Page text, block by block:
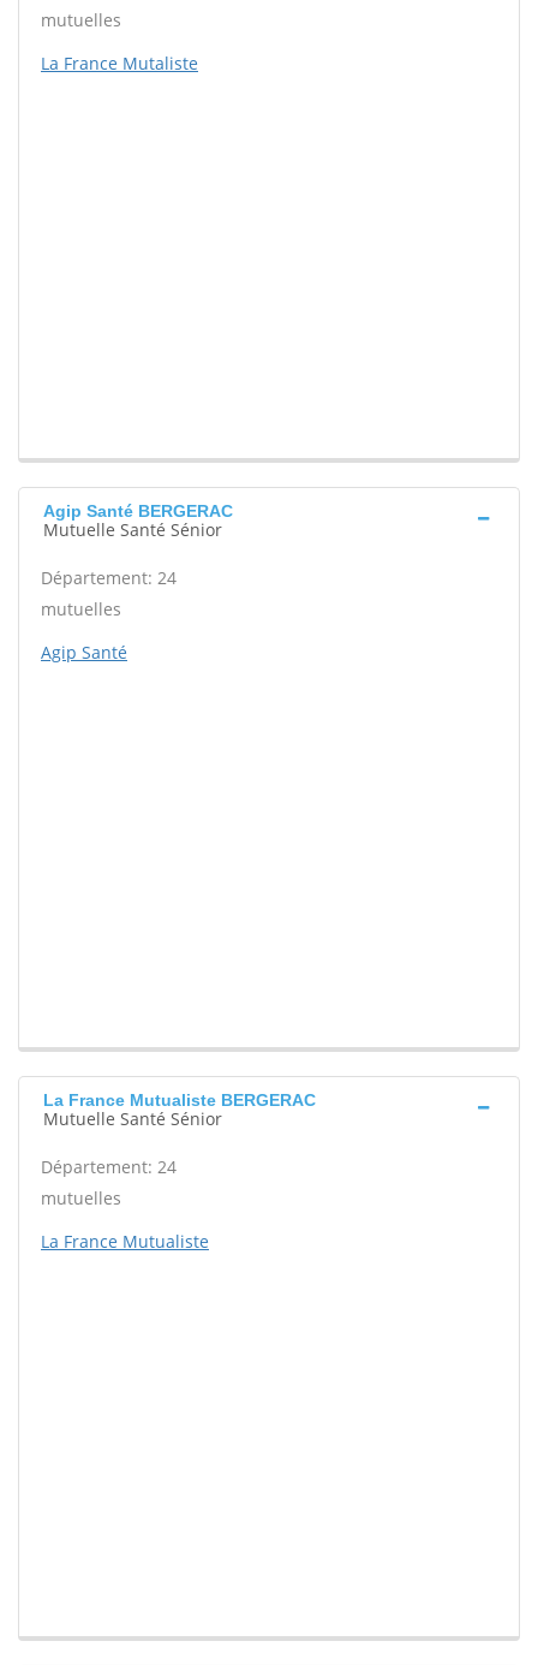
mutuelles
La France Mutaliste
Agip Santé BERGERAC
Mutuelle Santé Sénior
Département: 24
mutuelles
Agip Santé
La France Mutualiste BERGERAC
Mutuelle Santé Sénior
Département: 24
mutuelles
La France Mutualiste